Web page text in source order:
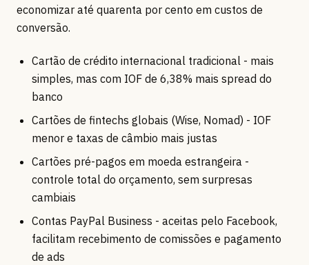
economizar até quarenta por cento em custos de
conversão.
Cartão de crédito internacional tradicional - mais
simples, mas com IOF de 6,38% mais spread do
banco
Cartões de fintechs globais (Wise, Nomad) - IOF
menor e taxas de câmbio mais justas
Cartões pré-pagos em moeda estrangeira -
controle total do orçamento, sem surpresas
cambiais
Contas PayPal Business - aceitas pelo Facebook,
facilitam recebimento de comissões e pagamento
de ads